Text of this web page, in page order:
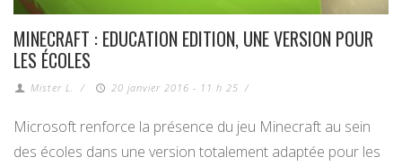
MINECRAFT : EDUCATION EDITION, UNE VERSION POUR
LES ÉCOLES
Mister L. / 20 janvier 2016 - 11 h 25 /
Microsoft renforce la présence du jeu Minecraft au sein
des écoles dans une version totalement adaptée pour les